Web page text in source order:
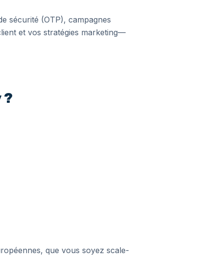
sécurité (OTP), campagnes
et vos stratégies marketing—
?
que vous soyez scale-